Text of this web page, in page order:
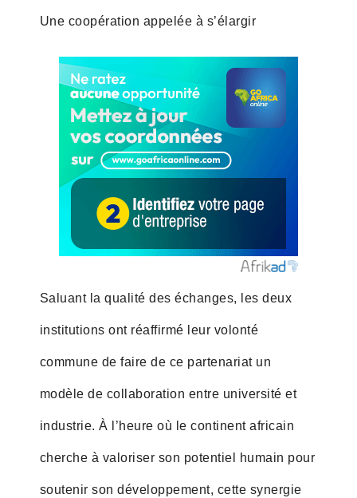
Une coopération appelée à s’élargir
Saluant la qualité des échanges, les deux
institutions ont réaffirmé leur volonté
commune de faire de ce partenariat un
modèle de collaboration entre université et
industrie. À l’heure où le continent africain
cherche à valoriser son potentiel humain pour
soutenir son développement, cette synergie